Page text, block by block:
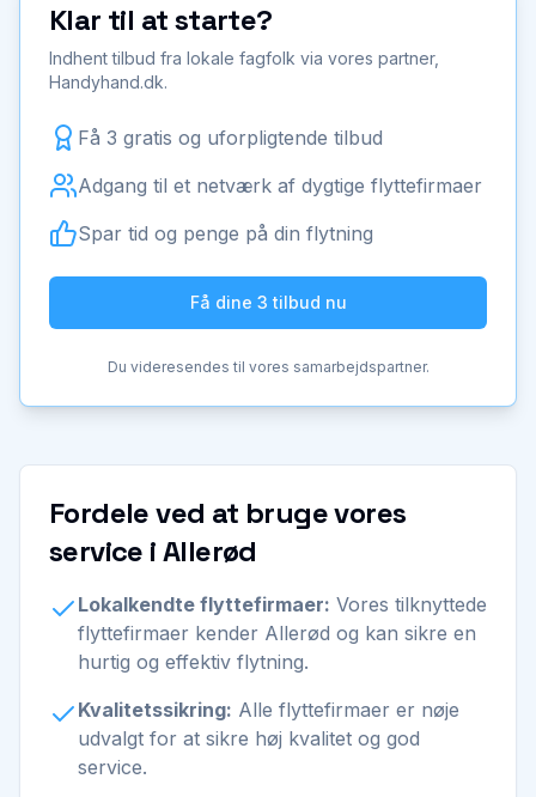
Klar til at starte?
Indhent tilbud fra lokale fagfolk via vores partner,
Handyhand.dk.
Få 3 gratis og uforpligtende tilbud
Adgang til et netværk af dygtige flyttefirmaer
Spar tid og penge på din flytning
Få dine 3 tilbud nu
Du videresendes til vores samarbejdspartner.
Fordele ved at bruge vores
service i Allerød
Lokalkendte flyttefirmaer: Vores tilknyttede
flyttefirmaer kender Allerød og kan sikre en
hurtig og effektiv flytning.
Kvalitetssikring: Alle flyttefirmaer er nøje
udvalgt for at sikre høj kvalitet og god
service.